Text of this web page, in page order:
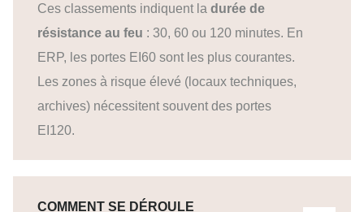
Ces classements indiquent la durée de
résistance au feu : 30, 60 ou 120 minutes. En
ERP, les portes EI60 sont les plus courantes.
Les zones à risque élevé (locaux techniques,
archives) nécessitent souvent des portes
EI120.
COMMENT SE DÉROULE